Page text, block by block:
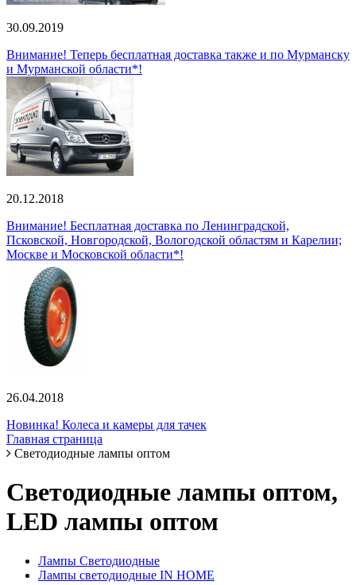
30.09.2019
Внимание! Теперь бесплатная доставка также и по Мурманску
и Мурманской области*!
20.12.2018
Внимание! Бесплатная доставка по Ленинградской,
Псковской, Новгородской, Вологодской областям и Карелии;
Москве и Московской области*!
26.04.2018
Новинка! Колеса и камеры для тачек
Главная страница
Светодиодные лампы оптом
Светодиодные лампы оптом,
LED лампы оптом
Лампы Светодиодные
Лампы светодиодные IN HOME